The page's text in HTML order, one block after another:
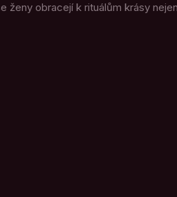
obracejí k rituálům krásy